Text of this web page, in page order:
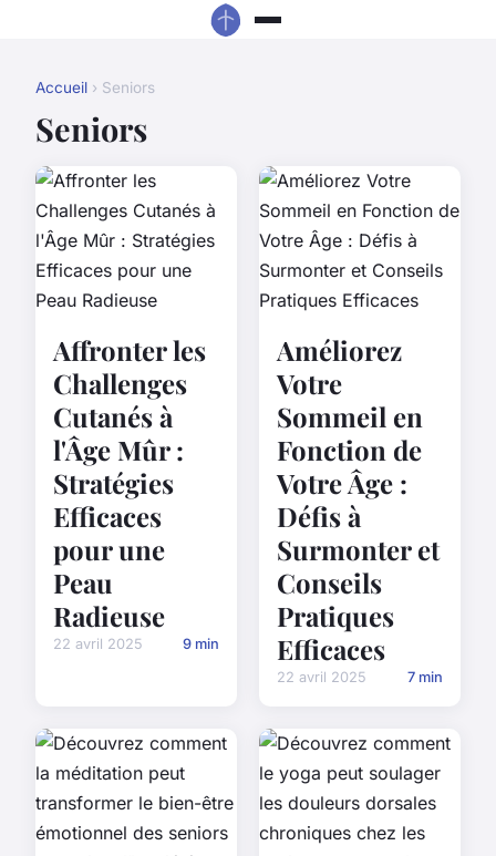
Accueil › Seniors
Seniors
Affronter les
Challenges
Cutanés à
l'Âge Mûr :
Stratégies
Efficaces
pour une
Peau
Radieuse
22 avril 2025 9 min
Améliorez
Votre
Sommeil en
Fonction de
Votre Âge :
Défis à
Surmonter et
Conseils
Pratiques
Efficaces
22 avril 2025 7 min